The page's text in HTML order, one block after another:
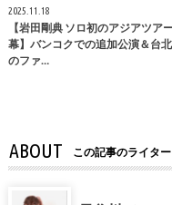
2025.11.18
【岩田剛典 ソロ初のアジアツア
幕】バンコクでの追加公演＆台
のファ…
ABOUT この記事のライター